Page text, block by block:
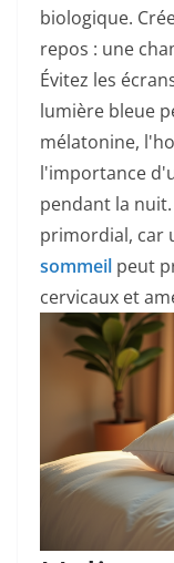
biologique.
repos : une
Évitez les
lumière bleue
mélatonine,
l'importance
pendant la
primordial, car
sommeil peut
cervicaux et